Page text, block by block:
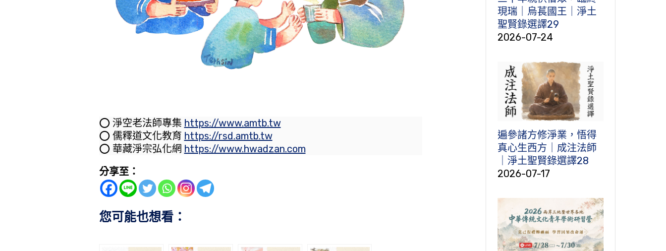
⭕️ 淨空老法師專集 https://www.amtb.tw
⭕️ 儒釋道文化教育 https://rsd.amtb.tw
⭕️ 華藏淨宗弘化網 https://www.hwadzan.com
分享至：
您可能也想看：
現瑞｜烏萇國王｜淨土
聖賢錄選譯29
2026-07-24
遍參諸方修淨業，悟得
真心生西方｜成注法師
｜淨土聖賢錄選譯28
2026-07-17